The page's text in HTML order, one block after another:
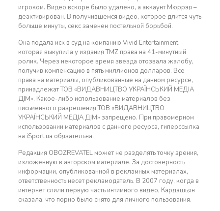
игроком. Видео вскоре было удалено, а аккаунт Мюррэя –
деактивирован. В получившемся видео, которое длится чуть
больше минуты, секс заменен постельной борьбой.
Она подала иск в суд на компанию Vivid Entertainment,
которая выкупила у издания TMZ права на 41-минутный
ролик. Через некоторое время звезда отозвала жалобу,
получив компенсацию в пять миллионов долларов. Все
права на материалы, опубликованные на данном ресурсе,
принадлежат ТОВ «ВИДАВНИЦТВО УКРАЇНСЬКИЙ МЕДІА
ДІМ». Какое-либо использование материалов без
письменного разрешения ТОВ «ВИДАВНИЦТВО
УКРАЇНСЬКИЙ МЕДІА ДІМ» запрещено. При правомерном
использовании материалов с данного ресурса, гиперссылка
на iSport.ua обязательна.
Редакция OBOZREVATEL может не разделять точку зрения,
изложенную в авторском материале. За достоверность
информации, опубликованной в рекламных материалах,
ответственность несет рекламодатель. В 2007 году, когда в
интернет слили первую часть интимного видео, Кардашьян
сказала, что порно было снято для личного пользования.